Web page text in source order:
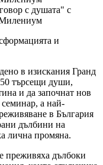
с душата" с
и
в изискания Гранд
търсещи души,
и да започнат нов
а най-
в България
дълбини на
лична промяна.
преживяха дълбоки